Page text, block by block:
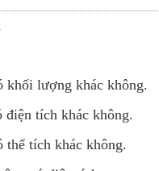
khối lượng khác không.
điện tích khác không.
thể tích khác không.